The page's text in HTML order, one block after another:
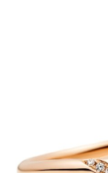
フェア・ニュース